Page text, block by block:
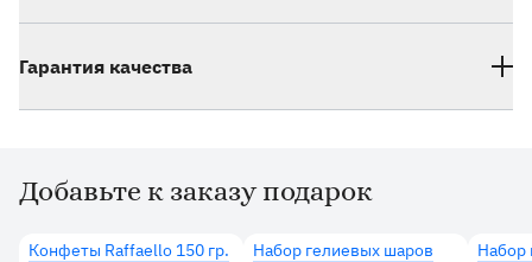
Гарантия качества
Дополнительные товары
Добавьте к заказу подарок
Конфеты Raffaello 150 гр.
Набор гелиевых шаров
Набор